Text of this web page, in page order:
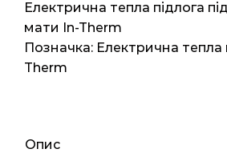
ват
кількість
Електрична тепла підлога
мати In-Therm
Позначка: Електрична тепла
Therm
Опис